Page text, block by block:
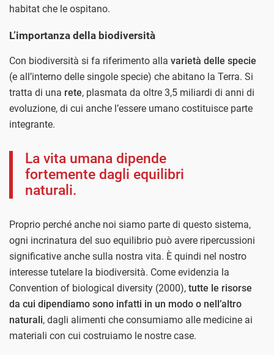
habitat che le ospitano.
L’importanza della biodiversità
Con biodiversità si fa riferimento alla varietà delle specie
(e all’interno delle singole specie) che abitano la Terra. Si
tratta di una rete, plasmata da oltre 3,5 miliardi di anni di
evoluzione, di cui anche l’essere umano costituisce parte
integrante.
La vita umana dipende
fortemente dagli equilibri
naturali.
Proprio perché anche noi siamo parte di questo sistema,
ogni incrinatura del suo equilibrio può avere ripercussioni
significative anche sulla nostra vita. È quindi nel nostro
interesse tutelare la biodiversità. Come evidenzia la
Convention of biological diversity (2000), tutte le risorse
da cui dipendiamo sono infatti in un modo o nell’altro
naturali, dagli alimenti che consumiamo alle medicine ai
materiali con cui costruiamo le nostre case.